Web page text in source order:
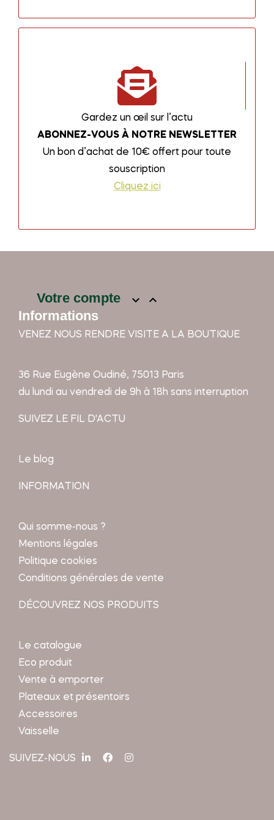
Gardez un œil sur l’actu
ABONNEZ-VOUS À NOTRE NEWSLETTER
Un bon d’achat de 10€ offert pour toute
souscription
Cliquez ici
Votre compte  
Informations
VENEZ NOUS RENDRE VISITE A LA BOUTIQUE
36 Rue Eugène Oudiné, 75013 Paris
du lundi au vendredi de 9h à 18h sans interruption
SUIVEZ LE FIL D'ACTU
Le blog
INFORMATION
Qui somme-nous ?
Mentions légales
Politique cookies
Conditions générales de vente
DÉCOUVREZ NOS PRODUITS
Le catalogue
Eco produit
Vente à emporter
Plateaux et présentoirs
Accessoires
Vaisselle
SUIVEZ-NOUS